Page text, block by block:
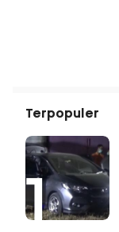
Terpopuler